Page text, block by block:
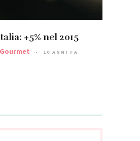
+5% nel 2015
10 ANNI FA